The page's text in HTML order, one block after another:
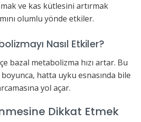
ve kas kütlesini artırmak
olumlu yönde etkiler.
Nasıl Etkiler?
bazal metabolizma hızı artar. Bu
hatta uyku esnasında bile
yol açar.
Dikkat Etmek